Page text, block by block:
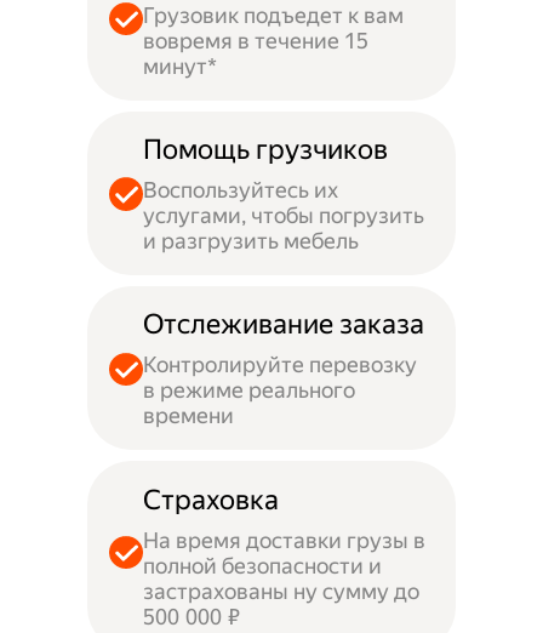
Грузовик подъедет к вам
вовремя в течение 15
минут*
Помощь грузчиков
Воспользуйтесь их
услугами, чтобы погрузить
и разгрузить мебель
Отслеживание заказа
Контролируйте перевозку
в режиме реального
времени
Страховка
На время доставки грузы в
полной безопасности и
застрахованы ну сумму до
500 000 ₽